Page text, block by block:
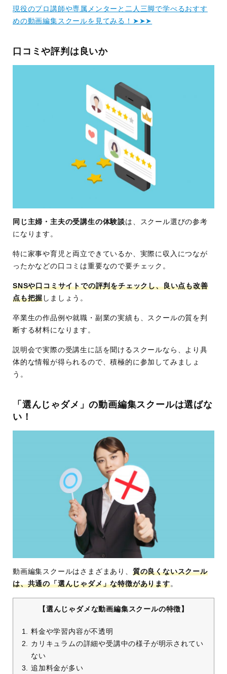
現役のプロ講師や専属メンターと二人三脚で学べるおすす
めの動画編集スクールを見てみる！➤➤➤
口コミや評判は良いか
同じ主婦・主夫の受講生の体験談は、スクール選びの参考
になります。
特に家事や育児と両立できているか、実際に収入につなが
ったかなどの口コミは重要なので要チェック。
SNSや口コミサイトでの評判をチェックし、良い点も改善
点も把握 しましょう。
卒業生の作品例や就職・副業の実績も、スクールの質を判
断する材料になります。
説明会で実際の受講生に話を聞けるスクールなら、より具
体的な情報が得られるので、積極的に参加してみましょ
う。
「選んじゃダメ」の動画編集スクールは選ばな
い！
動画編集スクールはさまざまあり、 質の良くないスクール
は、共通の「選んじゃダメ」な特徴があります。
【選んじゃダメな動画編集スクールの特徴】
料金や学習内容が不透明
カリキュラムの詳細や受講中の様子が明示されてい
ない
追加料金が多い